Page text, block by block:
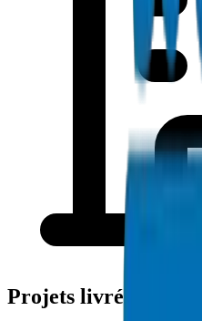
Projets livrés à